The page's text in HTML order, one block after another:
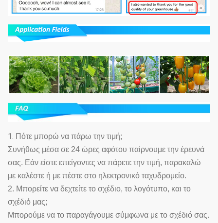
1.
Πότε μπορώ να πάρω την τιμή;
Συνήθως μέσα σε 24 ώρες αφότου παίρνουμε την έρευνά
σας. Εάν είστε επείγοντες να πάρετε την τιμή, παρακαλώ
με καλέστε ή με πέστε στο ηλεκτρονικό ταχυδρομείο.
2. Μπορείτε να δεχτείτε το σχέδιο, το λογότυπο, και το
σχέδιό μας;
Μπορούμε να το παραγάγουμε σύμφωνα με το σχέδιό σας.